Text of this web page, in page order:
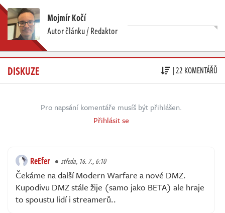
Mojmír Kočí
Autor článku / Redaktor
DISKUZE | 22 KOMENTÁŘŮ
Pro napsání komentáře musíš být přihlášen.
Přihlásit se
ReEfer středa, 16. 7., 6:10
Čekáme na další Modern Warfare a nové DMZ.
Kupodivu DMZ stále žije (samo jako BETA) ale hraje
to spoustu lidí i streamerů..